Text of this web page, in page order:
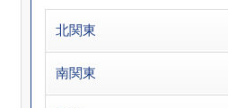
北関東
南関東